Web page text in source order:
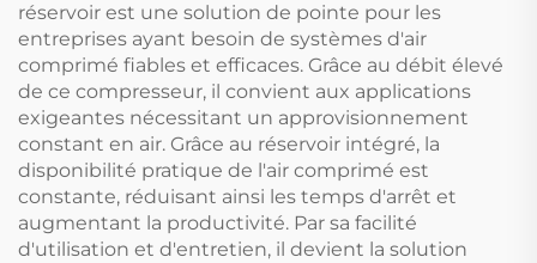
réservoir est une solution de pointe pour les
entreprises ayant besoin de systèmes d'air
comprimé fiables et efficaces. Grâce au débit élevé
de ce compresseur, il convient aux applications
exigeantes nécessitant un approvisionnement
constant en air. Grâce au réservoir intégré, la
disponibilité pratique de l'air comprimé est
constante, réduisant ainsi les temps d'arrêt et
augmentant la productivité. Par sa facilité
d'utilisation et d'entretien, il devient la solution